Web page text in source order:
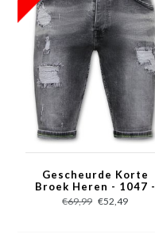
Gescheurde Korte
Broek Heren - 1047 -
Grijs
€69,99 €52,49